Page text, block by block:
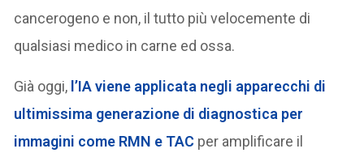
cancerogeno e non, il tutto più velocemente di
qualsiasi medico in carne ed ossa.
Già oggi, l’IA viene applicata negli apparecchi di
ultimissima generazione di diagnostica per
immagini come RMN e TAC per amplificare il